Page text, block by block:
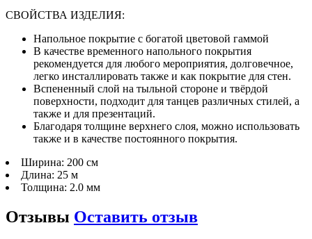
СВОЙСТВА ИЗДЕЛИЯ:
Напольное покрытие с богатой цветовой гаммой
В качестве временного напольного покрытия
рекомендуется для любого мероприятия, долговечное,
легко инсталлировать также и как покрытие для стен.
Вспененный слой на тыльной стороне и твёрдой
поверхности, подходит для танцев различных стилей, а
также и для презентаций.
Благодаря толщине верхнего слоя, можно использовать
также и в качестве постоянного покрытия.
Ширина: 200 см
Длина: 25 м
Толщина: 2.0 мм
Отзывы Оставить отзыв